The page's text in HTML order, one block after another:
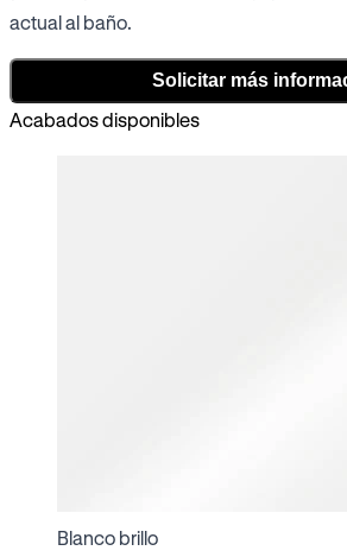
actual al baño.
Solicitar más
Acabados disponibles
Blanco brillo